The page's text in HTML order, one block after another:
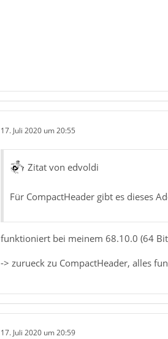
17. Juli 2020 um 20:55
Zitat von edvoldi
Für CompactHeader gibt es dieses
funktioniert bei meinem 68.10.0 (64
-> zurueck zu CompactHeader, alles
17. Juli 2020 um 20:59